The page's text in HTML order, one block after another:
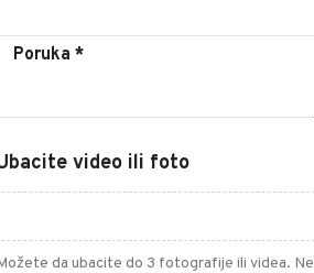
video ili foto
da ubacite do 3 fotografije ili videa. Ne